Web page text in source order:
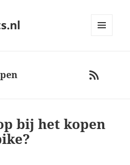
RSS
bij het kopen